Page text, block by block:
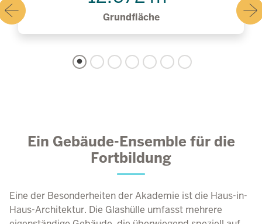
Grundfläche
Ein Gebäude-Ensemble für die
Fortbildung
Eine der Besonderheiten der Akademie ist die Haus-in-
Haus-Architektur. Die Glashülle umfasst mehrere